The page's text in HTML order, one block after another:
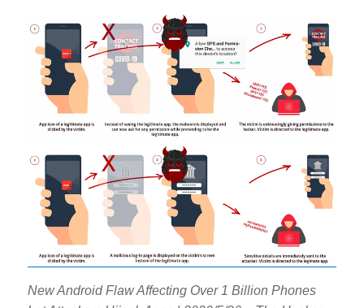
New Android Flaw Affecting Over 1 Billion Phones